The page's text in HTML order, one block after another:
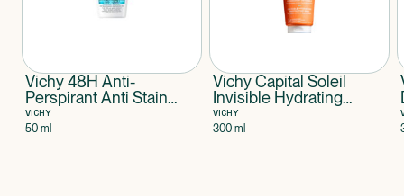
Vichy 48H Anti-
Perspirant Anti Stain
Roll-On
VICHY
50 ml
Vichy Capital Soleil
Invisible Hydrating
Protective Milk SPF30
VICHY
300 ml